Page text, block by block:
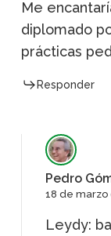
Me
diplomado
prácticas
Responder
Pedro
18 de marzo
Leydy: